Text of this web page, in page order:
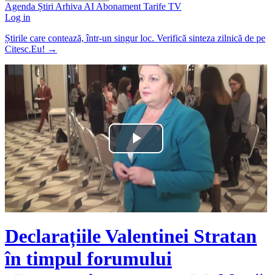
Agenda Știri Arhiva AI Abonament Tarife TV
Log in
Știrile care contează, într-un singur loc. Verifică sinteza zilnică de pe
Citesc.Eu! →
Play
Video
Declarațiile Valentinei Stratan
în timpul forumului